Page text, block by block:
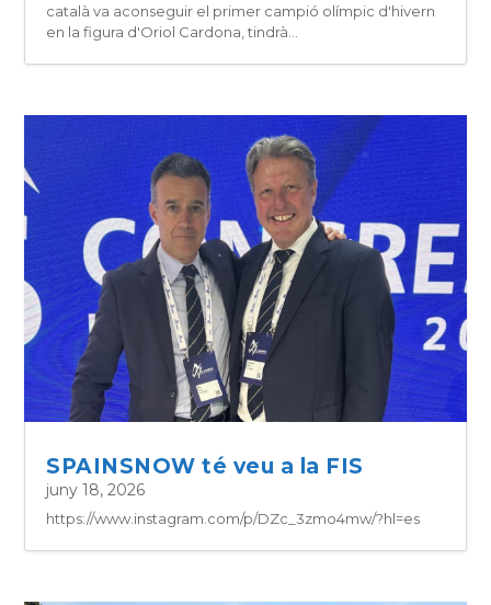
català va aconseguir el primer campió olímpic d'hivern
en la figura d'Oriol Cardona, tindrà...
SPAINSNOW té veu a la FIS
juny 18, 2026
https://www.instagram.com/p/DZc_3zmo4mw/?hl=es